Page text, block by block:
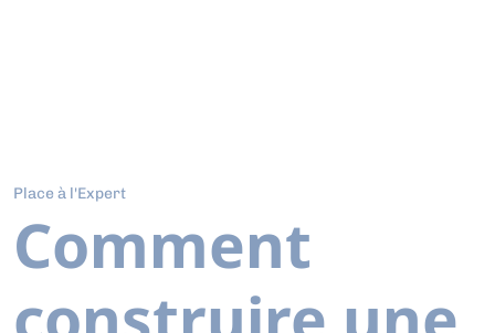
Place à l'Expert
Comment